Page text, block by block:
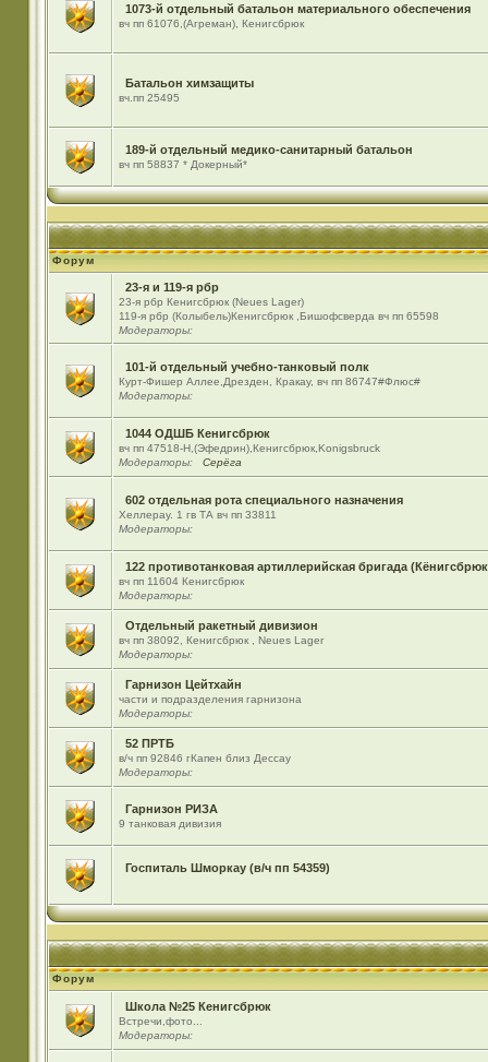
1073-й отдельный батальон материального обеспечения
вч пп 61076,(Агреман), Кенигсбрюк
Батальон химзащиты
вч.пп 25495
189-й отдельный медико-санитарный батальон
вч пп 58837 * Докерный*
Форум
23-я и 119-я рбр
23-я рбр Кенигсбрюк (Neues Lager)
119-я рбр (Колыбель)Кенигсбрюк ,Бишофсверда вч пп 65598
Модераторы:
101-й отдельный учебно-танковый полк
Курт-Фишер Аллее,Дрезден, Кракау, вч пп 86747#Флюс#
Модераторы:
1044 ОДШБ Кенигсбрюк
вч пп 47518-Н,(Эфедрин),Кенигсбрюк,Konigsbruck
Модераторы:
Серёга
602 отдельная рота специального назначения
Хеллерау. 1 гв ТА вч пп 33811
Модераторы:
122 противотанковая артиллерийская бригада
вч пп 11604 Кенигсбрюк
Модераторы:
Отдельный ракетный дивизион
вч пп 38092, Кенигсбрюк , Neues Lager
Модераторы:
Гарнизон Цейтхайн
части и подразделения гарнизона
Модераторы:
52 ПРТБ
в/ч пп 92846 гКапен близ Дессау
Модераторы:
Гарнизон РИЗА
9 танковая дивизия
Госпиталь Шморкау (в/ч пп 54359)
Форум
Школа №25 Кенигсбрюк
Встречи,фото...
Модераторы: